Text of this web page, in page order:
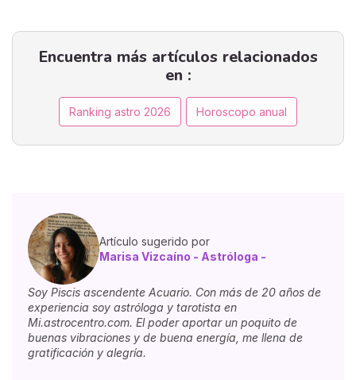
Encuentra más artículos relacionados
en :
Ranking astro 2026 Horoscopo anual
Artículo sugerido por
Marisa Vizcaíno - Astróloga -
Soy Piscis ascendente Acuario. Con más de 20 años de
experiencia soy astróloga y tarotista en
Mi.astrocentro.com. El poder aportar un poquito de
buenas vibraciones y de buena energía, me llena de
gratificación y alegría.